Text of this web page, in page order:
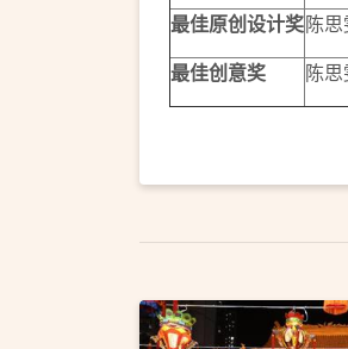
最佳原创设计奖陈思
最佳创意奖
陈思